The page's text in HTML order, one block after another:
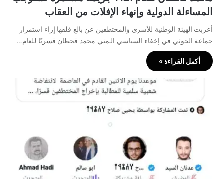
المساءلة الدولية وإنهاء الإفلات من العقاب
أعربت الهيئة الوطنية للأسرى والمختطفين عن بالغ قلقها إزاء استمرار
جماعة الحوثي في إخفاء السياسي اليمني محمد قحطان قسريًا للعام…
أكمل القراءة »